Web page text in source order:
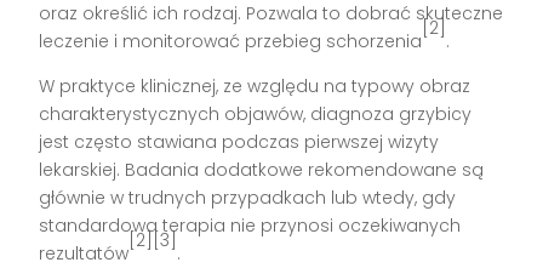
oraz określić ich rodzaj. Pozwala to dobrać skuteczne
leczenie i monitorować przebieg schorzenia
[2]
.
W praktyce klinicznej, ze względu na typowy obraz
charakterystycznych objawów, diagnoza grzybicy
jest często stawiana podczas pierwszej wizyty
lekarskiej. Badania dodatkowe rekomendowane są
głównie w trudnych przypadkach lub wtedy, gdy
standardowa terapia nie przynosi oczekiwanych
rezultatów
[2][3]
.